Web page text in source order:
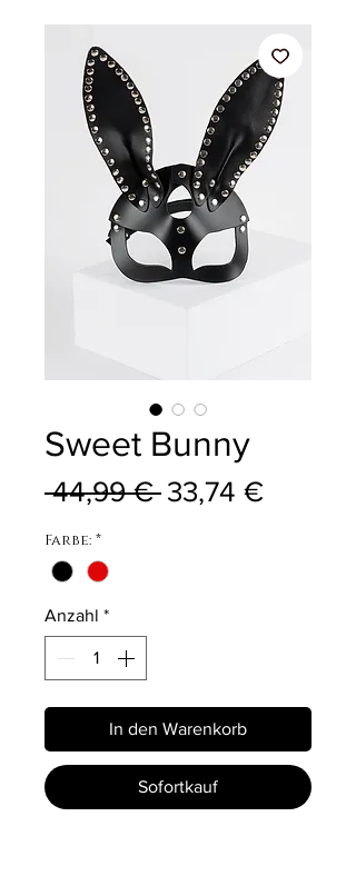
Sweet Bunny
44,99 € Standardpreis
33,74 €Sale-
Farbe: *
Anzahl *
In den Warenkorb
Sofortkauf